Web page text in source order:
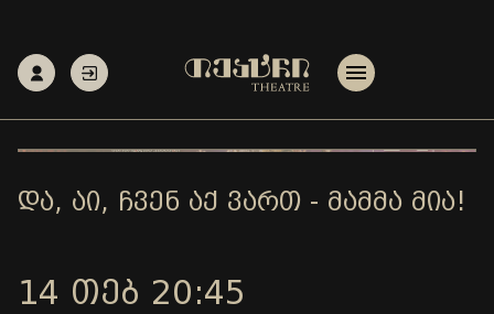
ᲓᲐ, ᲐᲘ, ᲩᲕᲔᲜ ᲐᲥ ᲕᲐᲠᲗ - ᲛᲐᲛᲛᲐ ᲛᲘᲐ!
14 ᲗᲔᲑ 20:45